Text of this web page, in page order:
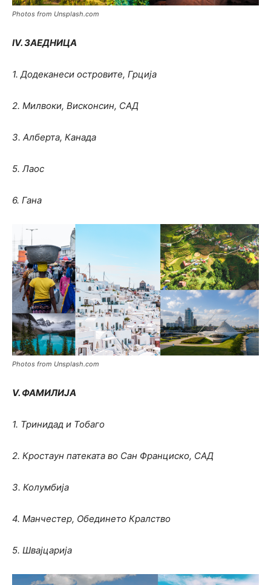
Photos from Unsplash.com
IV. ЗАЕДНИЦА
1. Додеканеси островите, Грција
2. Милвоки, Висконсин, САД
3. Алберта, Канада
5. Лаос
6. Гана
Photos from Unsplash.com
V. ФАМИЛИЈА
1. Тринидад и Тобаго
2. Кростаун патеката во Сан Франциско, САД
3. Колумбија
4. Манчестер, Обединето Кралство
5. Швајцарија